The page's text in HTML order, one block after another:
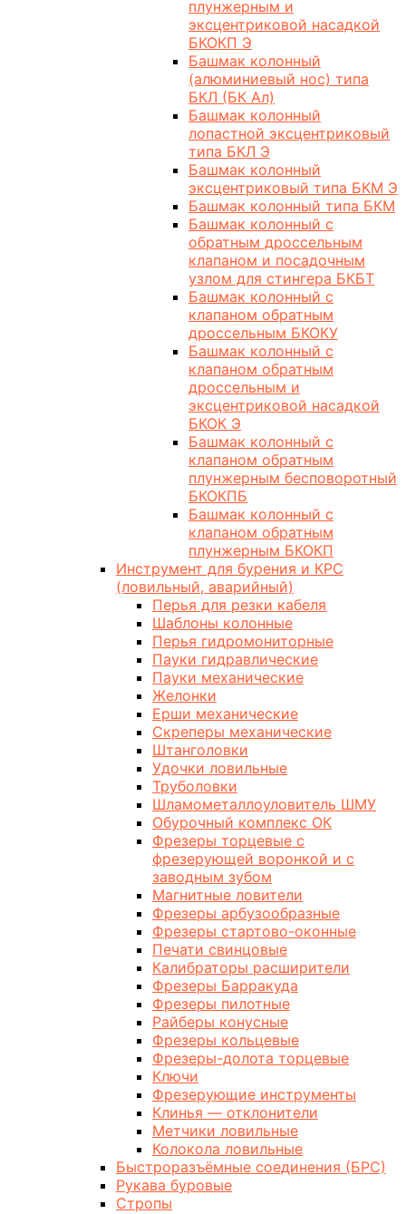
плунжерным и
эксцентриковой насадкой
БКОКП Э
Башмак колонный
(алюминиевый нос) типа
БКЛ (БК Ал)
Башмак колонный
лопастной эксцентриковый
типа БКЛ Э
Башмак колонный
эксцентриковый типа БКМ Э
Башмак колонный типа БКМ
Башмак колонный с
обратным дроссельным
клапаном и посадочным
узлом для стингера БКБТ
Башмак колонный с
клапаном обратным
дроссельным БКОКУ
Башмак колонный с
клапаном обратным
дроссельным и
эксцентриковой насадкой
БКОК Э
Башмак колонный с
клапаном обратным
плунжерным бесповоротный
БКОКПБ
Башмак колонный с
клапаном обратным
плунжерным БКОКП
Инструмент для бурения и КРС
(ловильный, аварийный)
Перья для резки кабеля
Шаблоны колонные
Перья гидромониторные
Пауки гидравлические
Пауки механические
Желонки
Ерши механические
Скреперы механические
Штанголовки
Удочки ловильные
Труболовки
Шламометаллоуловитель ШМУ
Обурочный комплекс ОК
Фрезеры торцевые с
фрезерующей воронкой и с
заводным зубом
Магнитные ловители
Фрезеры арбузообразные
Фрезеры стартово-оконные
Печати свинцовые
Калибраторы расширители
Фрезеры Барракуда
Фрезеры пилотные
Райберы конусные
Фрезеры кольцевые
Фрезеры-долота торцевые
Ключи
Фрезерующие инструменты
Клинья — отклонители
Метчики ловильные
Колокола ловильные
Быстроразъёмные соединения (БРС)
Рукава буровые
Стропы